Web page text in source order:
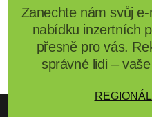
Zanechte nám svůj
nabídku inzertních
přesně pro vás.
správné lidi –